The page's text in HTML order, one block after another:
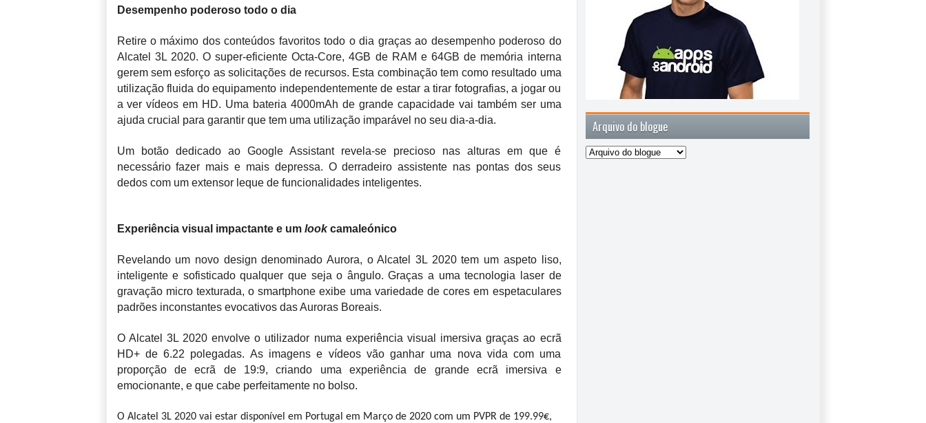
Desempenho poderoso todo o dia
Retire o máximo dos conteúdos favoritos todo o dia graças ao desempenho poderoso do
Alcatel 3L 2020. O super-eficiente Octa-Core, 4GB de RAM e 64GB de memória interna
gerem sem esforço as solicitações de recursos. Esta combinação tem como resultado uma
utilização fluida do equipamento independentemente de estar a tirar fotografias, a jogar ou
a ver vídeos em HD. Uma bateria 4000mAh de grande capacidade vai também ser uma
ajuda crucial para garantir que tem uma utilização imparável no seu dia-a-dia.
Um botão dedicado ao Google Assistant revela-se precioso nas alturas em que é
necessário fazer mais e mais depressa. O derradeiro assistente nas pontas dos seus
dedos com um extensor leque de funcionalidades inteligentes.
Experiência visual impactante e um lookcamaleónico
Revelando um novo design denominado Aurora, o Alcatel 3L 2020 tem um aspeto liso,
inteligente e sofisticado qualquer que seja o ângulo. Graças a uma tecnologia laser de
gravação micro texturada, o smartphone exibe uma variedade de cores em espetaculares
padrões inconstantes evocativos das Auroras Boreais.
O Alcatel 3L 2020 envolve o utilizador numa experiência visual imersiva graças ao ecrã
HD+ de 6.22 polegadas. As imagens e vídeos vão ganhar uma nova vida com uma
proporção de ecrã de 19:9, criando uma experiência de grande ecrã imersiva e
emocionante, e que cabe perfeitamente no bolso.
O Alcatel 3L 2020 vai estar disponível em Portugal em Março de 2020 com um PVPR de 199.99€,
Arquivo do blogue